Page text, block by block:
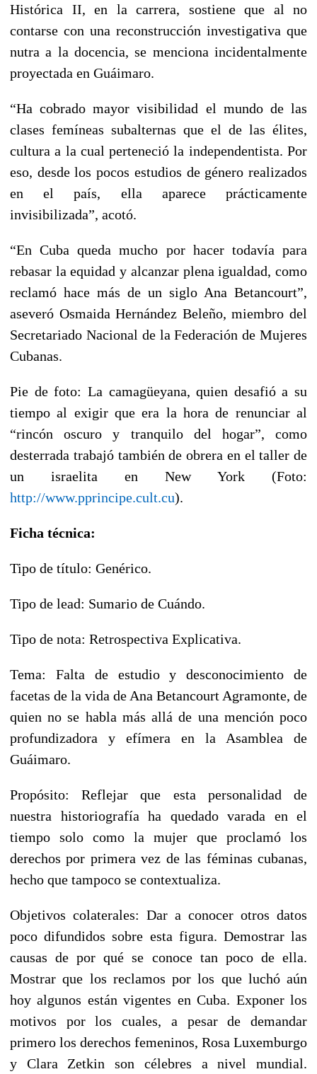
Histórica II, en la carrera, sostiene que al no
contarse con una reconstrucción investigativa que
nutra a la docencia, se menciona incidentalmente
proyectada en Guáimaro.
“Ha cobrado mayor visibilidad el mundo de las
clases femíneas subalternas que el de las élites,
cultura a la cual perteneció la independentista. Por
eso, desde los pocos estudios de género realizados
en el país, ella aparece prácticamente
invisibilizada”, acotó.
“En Cuba queda mucho por hacer todavía para
rebasar la equidad y alcanzar plena igualdad, como
reclamó hace más de un siglo Ana Betancourt”,
aseveró Osmaida Hernández Beleño, miembro del
Secretariado Nacional de la Federación de Mujeres
Cubanas.
Pie de foto: La camagüeyana, quien desafió a su
tiempo al exigir que era la hora de renunciar al
“rincón oscuro y tranquilo del hogar”, como
desterrada trabajó también de obrera en el taller de
un israelita en New York (Foto:
http://www.pprincipe.cult.cu).
Ficha técnica:
Tipo de título: Genérico.
Tipo de lead: Sumario de Cuándo.
Tipo de nota: Retrospectiva Explicativa.
Tema: Falta de estudio y desconocimiento de
facetas de la vida de Ana Betancourt Agramonte, de
quien no se habla más allá de una mención poco
profundizadora y efímera en la Asamblea de
Guáimaro.
Propósito: Reflejar que esta personalidad de
nuestra historiografía ha quedado varada en el
tiempo solo como la mujer que proclamó los
derechos por primera vez de las féminas cubanas,
hecho que tampoco se contextualiza.
Objetivos colaterales: Dar a conocer otros datos
poco difundidos sobre esta figura. Demostrar las
causas de por qué se conoce tan poco de ella.
Mostrar que los reclamos por los que luchó aún
hoy algunos están vigentes en Cuba. Exponer los
motivos por los cuales, a pesar de demandar
primero los derechos femeninos, Rosa Luxemburgo
y Clara Zetkin son célebres a nivel mundial.